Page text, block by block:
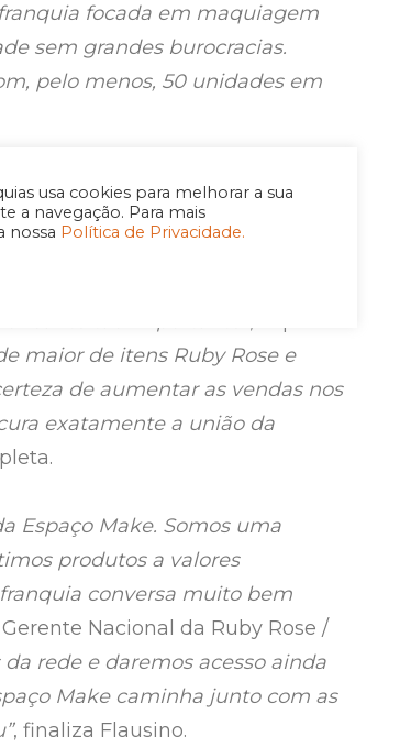
usa cookies para melhorar a sua
a navegação. Para mais
nossa Política de Privacidade.
focada em maquiagem
sem grandes burocracias.
pelo menos, 50 unidades em
e focada em oferecer os
de R$10,00, Kelly visitou
Rose.
artigos comercializados nas
tão importante”
maior de itens Ruby Rose e
de aumentar as vendas nos
exatamente a união da
Espaço Make. Somos uma
produtos a valores
conversa muito bem
Nacional da Ruby Rose /
rede e daremos acesso ainda
Make caminha junto com as
, finaliza Flausino.